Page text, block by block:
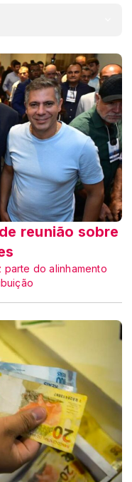
reunião sobre
do alinhamento